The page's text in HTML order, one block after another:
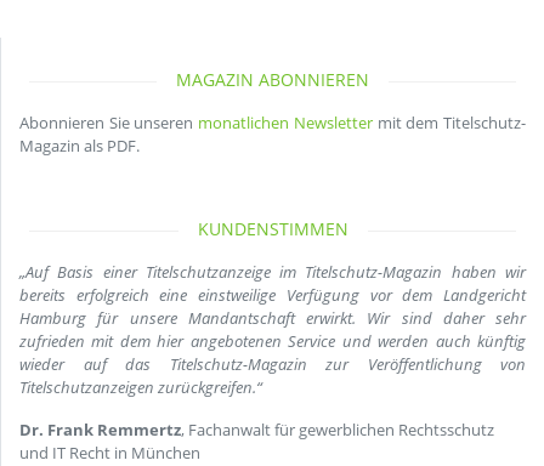
MAGAZIN ABONNIEREN
Abonnieren Sie unseren monatlichen Newslettermit dem Titelschutz-
Magazin als PDF.
KUNDENSTIMMEN
„Auf Basis einer Titelschutzanzeige im Titelschutz-Magazin haben wir
bereits erfolgreich eine einstweilige Verfügung vor dem Landgericht
Hamburg für unsere Mandantschaft erwirkt. Wir sind daher sehr
zufrieden mit dem hier angebotenen Service und werden auch künftig
wieder auf das Titelschutz-Magazin zur Veröffentlichung von
Titelschutzanzeigen zurückgreifen.“
Dr. Frank Remmertz, Fachanwalt für gewerblichen Rechtsschutz
und IT Recht in München